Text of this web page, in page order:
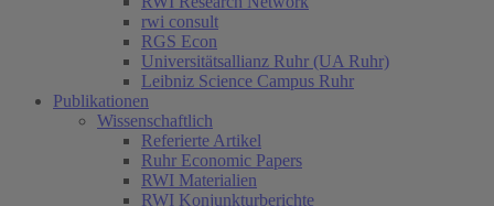
rwi consult
RGS Econ
Universitätsallianz Ruhr (UA Ruhr)
Leibniz Science Campus Ruhr
Publikationen
Wissenschaftlich
Referierte Artikel
Ruhr Economic Papers
RWI Materialien
RWI Konjunkturberichte